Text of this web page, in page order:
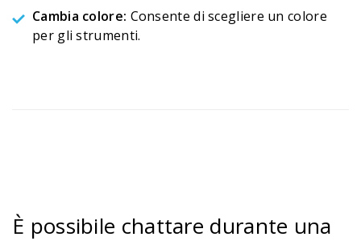
Cambia colore: Consente di scegliere un colore
per gli strumenti.
È possibile chattare durante una